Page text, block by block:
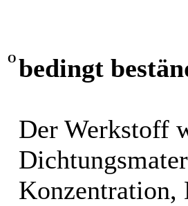
O bedingt
Der Werkstoff
Konzentration,